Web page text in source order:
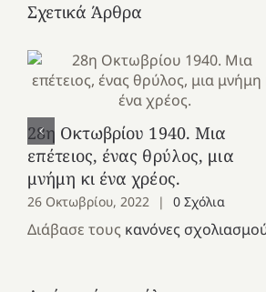
Σχετικά Άρθρα
28η Οκτωβρίου 1940. Μια
επέτειος, ένας θρύλος, μια
μνήμη κι ένα χρέος.
26 Οκτωβρίου, 2022 | 0 Σχόλια
Διάβασε τους κανόνες